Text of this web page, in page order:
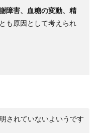
障害、血糖の変動、精
も原因として考えられ
されていないよいうです